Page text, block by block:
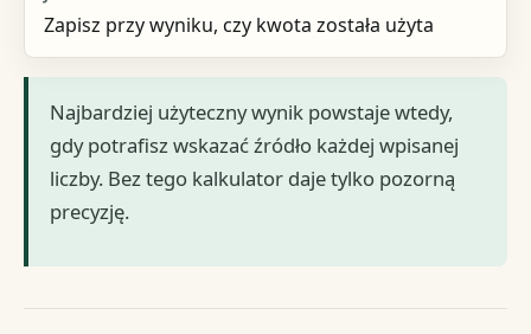
Zapisz przy wyniku, czy kwota została użyta
Najbardziej użyteczny wynik powstaje wtedy,
gdy potrafisz wskazać źródło każdej wpisanej
liczby. Bez tego kalkulator daje tylko pozorną
precyzję.